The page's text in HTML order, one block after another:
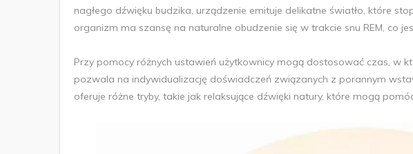
nagłego dźwięku budzika, urządzenie emituje delikatne światło, które
organizm ma szansę na naturalne obudzenie się w trakcie snu REM, co
Przy pomocy różnych ustawień użytkownicy mogą dostosować czas, w
pozwala na indywidualizację doświadczeń związanych z porannym
oferuje różne tryby, takie jak relaksujące dźwięki natury, które mogą